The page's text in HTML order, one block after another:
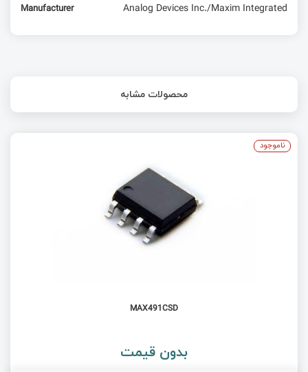
Manufacturer Analog Devices Inc./Maxim Integrated
محصولات مشابه
MAX491CSD
بدون قیمت
ناموجود